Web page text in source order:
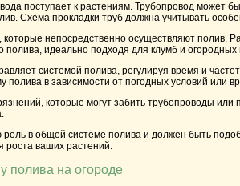
поступает к растениям. Трубопровод может
Схема прокладки труб должна учитывать
которые непосредственно осуществляют
идеально подходя для клумб и
системой полива, регулируя время и
полива в зависимости от погодных условий или
которые могут забить трубопроводы
в общей системе полива и должен быть
роста ваших растений.
полива на огороде